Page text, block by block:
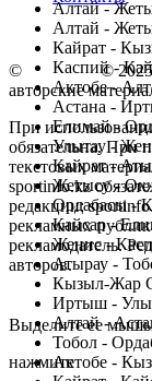
Алтай -
Алтай -
Кайрат -
Каспий -
Актобе -
Астана -
Елимай -
Улытау -
Кайрат -
Жетысу -
Ордабасы -
Кайсар -
Женис -
Атырау -
Кызыл-Жар
Иртыш -
Алтай -
Тобол -
Актобе -
© Copyright© 2025
авторские
При
обязательна. При
текстовых
sportinfo.kz
редакции:
рекламных
рекламодатель.
авторов.
Заметили ошибку
Выделите ее
нажмите